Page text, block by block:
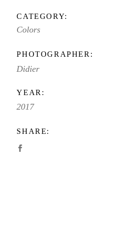
CATEGORY:
Colors
PHOTOGRAPHER:
Didier
YEAR:
2017
SHARE: